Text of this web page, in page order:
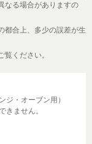
なる場合がありますの
都合上、多少の誤差が生
ください。
ジ・オーブン用）
きません。